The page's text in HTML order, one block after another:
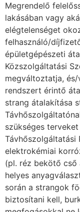
Megrendelő
lakásában vagy
elégtelenséget
felhasználó/
épületgépészeti
Közszolgáltatási
megváltoztatja,
rendszert érintő
strang átalakítása
szükséges
elektrokémiai
(pl. réz bekötő cső
helyes
során a strangok
biztosítani kell,